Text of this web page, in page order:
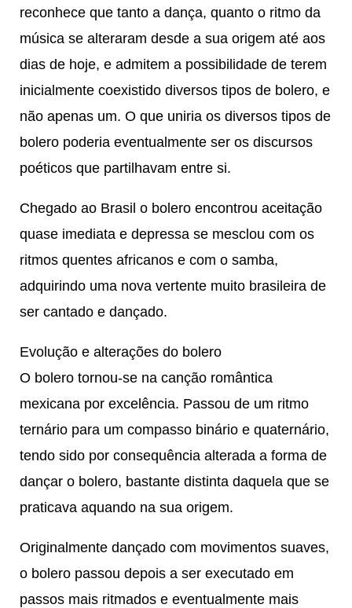
reconhece que tanto a dança, quanto o ritmo da
música se alteraram desde a sua origem até aos
dias de hoje, e admitem a possibilidade de terem
inicialmente coexistido diversos tipos de bolero, e
não apenas um. O que uniria os diversos tipos de
bolero poderia eventualmente ser os discursos
poéticos que partilhavam entre si.
Chegado ao Brasil o bolero encontrou aceitação
quase imediata e depressa se mesclou com os
ritmos quentes africanos e com o samba,
adquirindo uma nova vertente muito brasileira de
ser cantado e dançado.
Evolução e alterações do bolero
O bolero tornou-se na canção romântica
mexicana por excelência. Passou de um ritmo
ternário para um compasso binário e quaternário,
tendo sido por consequência alterada a forma de
dançar o bolero, bastante distinta daquela que se
praticava aquando na sua origem.
Originalmente dançado com movimentos suaves,
o bolero passou depois a ser executado em
passos mais ritmados e eventualmente mais